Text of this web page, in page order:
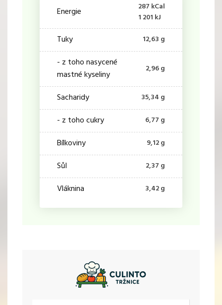
Energie
287 kCal
1 201 kJ
Tuky 12,63 g
- z toho nasycené
mastné kyseliny
2,96 g
Sacharidy 35,34 g
- z toho cukry 6,77 g
Bílkoviny 9,12 g
Sůl 2,37 g
Vláknina 3,42 g